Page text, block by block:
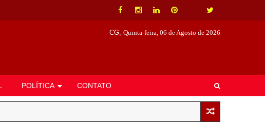
CG, Quinta-feira, 06 de Agosto de 2026
POLÍTICA CONTATO